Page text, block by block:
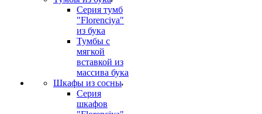
Серия тумб
"Florenciya"
из бука
Тумбы с
мягкой
вставкой из
массива бука
Шкафы из сосны
Серия
шкафов